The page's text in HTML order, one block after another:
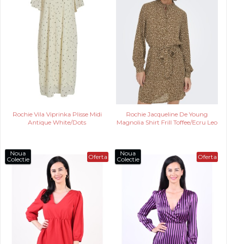
Rochie Vila Viprinka Plisse Midi
Antique White/Dots
Rochie Jacqueline De Young
Magnolia Shirt Frill Toffee/Ecru Leo
Oferta
Noua
Colectie
Oferta
Noua
Colectie